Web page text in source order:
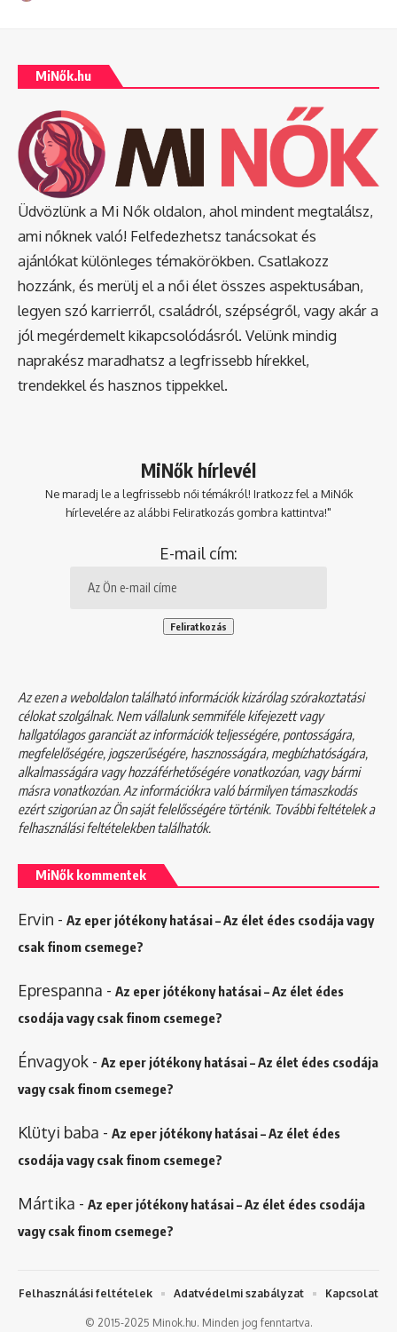
MiNők.hu
Üdvözlünk a Mi Nők oldalon, ahol mindent megtalálsz,
ami nőknek való! Felfedezhetsz tanácsokat és
ajánlókat különleges témakörökben. Csatlakozz
hozzánk, és merülj el a női élet összes aspektusában,
legyen szó karrierről, családról, szépségről, vagy akár a
jól megérdemelt kikapcsolódásról. Velünk mindig
naprakész maradhatsz a legfrissebb hírekkel,
trendekkel és hasznos tippekkel.
MiNők hírlevél
Ne maradj le a legfrissebb női témákról! Iratkozz fel a MiNők
hírlevelére az alábbi Feliratkozás gombra kattintva!"
E-mail cím:
Az ezen a weboldalon található információk kizárólag szórakoztatási
célokat szolgálnak. Nem vállalunk semmiféle kifejezett vagy
hallgatólagos garanciát az információk teljességére, pontosságára,
megfelelőségére, jogszerűségére, hasznosságára, megbízhatóságára,
alkalmasságára vagy hozzáférhetőségére vonatkozóan, vagy bármi
másra vonatkozóan. Az információkra való bármilyen támaszkodás
ezért szigorúan az Ön saját felelősségére történik. További feltételek a
felhasználási feltételekbentalálhatók.
MiNők kommentek
Ervin - Az eper jótékony hatásai – Az élet édes csodája vagy
csak finom csemege?
Eprespanna - Az eper jótékony hatásai – Az élet édes
csodája vagy csak finom csemege?
Énvagyok - Az eper jótékony hatásai – Az élet édes csodája
vagy csak finom csemege?
Klütyi baba - Az eper jótékony hatásai – Az élet édes
csodája vagy csak finom csemege?
Mártika - Az eper jótékony hatásai – Az élet édes csodája
vagy csak finom csemege?
© 2015-2025 Minok.hu. Minden jog fenntartva.
Felhasználási feltételek Adatvédelmi szabályzat Kapcsolat